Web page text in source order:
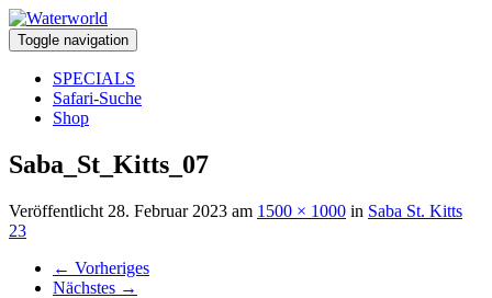
Toggle navigation
SPECIALS
Safari-Suche
Shop
Saba_St_Kitts_07
Veröffentlicht 28. Februar 2023 am 1500 × 1000 in Saba St. Kitts
23
← Vorheriges
Nächstes →